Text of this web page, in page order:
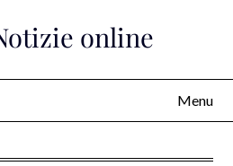
online
Menu